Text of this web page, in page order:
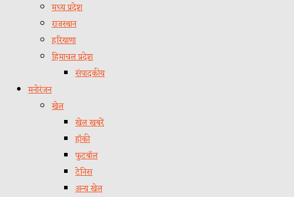
मध्य प्रदेश
राजस्थान
हरियाणा
हिमाचल प्रदेश
संपादकीय
मनोरंजन
खेल
खेल खबरें
हॉकी
फुटबॉल
टेनिस
अन्य खेल